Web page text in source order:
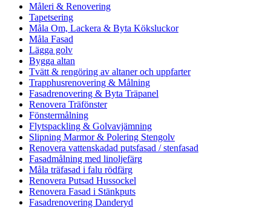
Måleri & Renovering
Tapetsering
Måla Om, Lackera & Byta Köksluckor
Måla Fasad
Lägga golv
Bygga altan
Tvätt & rengöring av altaner och uppfarter
Trapphusrenovering & Målning
Fasadrenovering & Byta Träpanel
Renovera Träfönster
Fönstermålning
Flytspackling & Golvavjämning
Slipning Marmor & Polering Stengolv
Renovera vattenskadad putsfasad / stenfasad
Fasadmålning med linoljefärg
Måla träfasad i falu rödfärg
Renovera Putsad Hussockel
Renovera Fasad i Stänkputs
Fasadrenovering Danderyd